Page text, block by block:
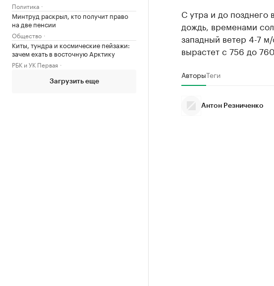
Политика
Минтруд раскрыл, кто получит право
на две пенсии
Общество
Киты, тундра и космические пейзажи:
зачем ехать в восточную Арктику
РБК и УК Первая
Загрузить еще
С утра и до позднего
дождь, временами
западный ветер 4-7
вырастет с 756 до
АвторыТеги
Антон Резниченко